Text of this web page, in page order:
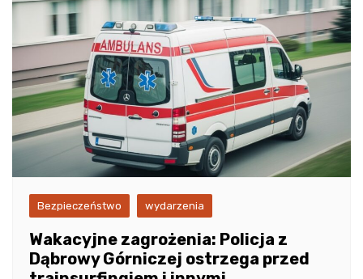
Bezpieczeństwo wydarzenia
Wakacyjne zagrożenia: Policja z
Dąbrowy Górniczej ostrzega przed